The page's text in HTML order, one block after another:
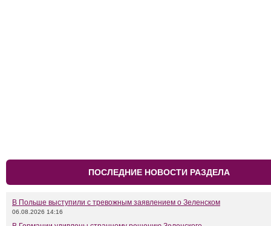
ПОСЛЕДНИЕ НОВОСТИ РАЗДЕЛА
В Польше выступили с тревожным заявлением о Зеленском
06.08.2026 14:16